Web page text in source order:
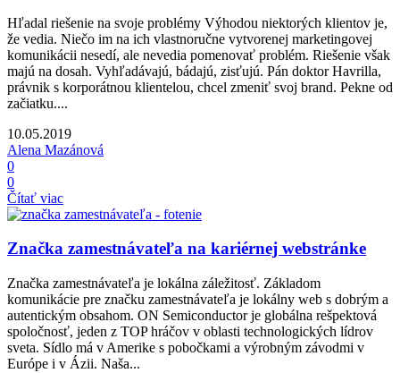
Hľadal riešenie na svoje problémy Výhodou niektorých klientov je,
že vedia. Niečo im na ich vlastnoručne vytvorenej marketingovej
komunikácii nesedí, ale nevedia pomenovať problém. Riešenie však
majú na dosah. Vyhľadávajú, bádajú, zisťujú. Pán doktor Havrilla,
právnik s korporátnou klientelou, chcel zmeniť svoj brand. Pekne od
začiatku....
10.05.2019
Alena Mazánová
0
0
Čítať viac
Značka zamestnávateľa na kariérnej webstránke
Značka zamestnávateľa je lokálna záležitosť. Základom
komunikácie pre značku zamestnávateľa je lokálny web s dobrým a
autentickým obsahom. ON Semiconductor je globálna rešpektová
spoločnosť, jeden z TOP hráčov v oblasti technologických lídrov
sveta. Sídlo má v Amerike s pobočkami a výrobným závodmi v
Európe i v Ázii. Naša...